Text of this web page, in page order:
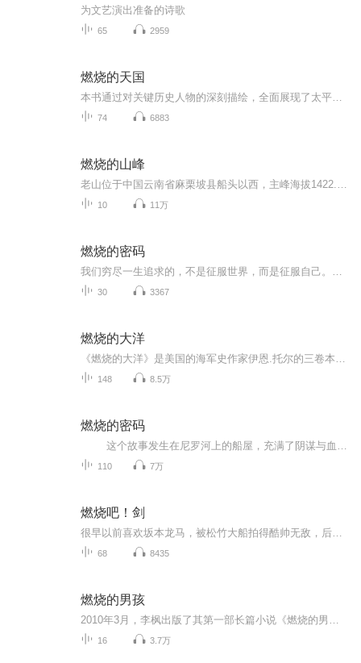
为文艺演出准备的诗歌
65 2959
燃烧的天国
74 6883
燃烧的山峰
10 11万
燃烧的密码
30 3367
燃烧的大洋
148 8.5万
燃烧的密码
110 7万
燃烧吧！剑
68 8435
燃烧的男孩
16 3.7万